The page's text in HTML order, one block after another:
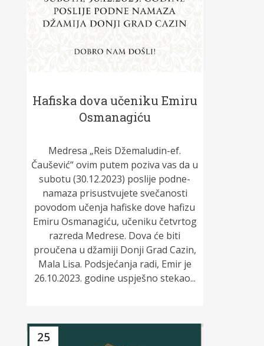
Hafiska dova učeniku Emiru
Osmanagiću
Medresa „Reis Džemaludin-ef.
Čaušević“ ovim putem poziva vas da u
subotu (30.12.2023) poslije podne-
namaza prisustvujete svečanosti
povodom učenja hafiske dove hafizu
Emiru Osmanagiću, učeniku četvrtog
razreda Medrese. Dova će biti
proučena u džamiji Donji Grad Cazin,
Mala Lisa. Podsjećanja radi, Emir je
26.10.2023. godine uspješno stekao...
25